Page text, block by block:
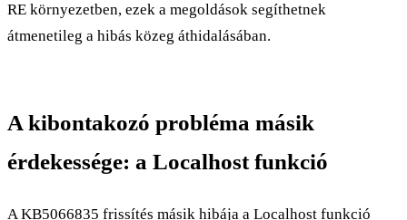
RE környezetben, ezek a megoldások segíthetnek
átmenetileg a hibás közeg áthidalásában.
A kibontakozó probléma másik
érdekessége: a Localhost funkció
A KB5066835 frissítés másik hibája a Localhost funkció